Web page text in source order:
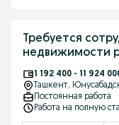
Требуется сотрудник
недвижимости
1 192 400 - 11 924
Ташкент,
Постоянная работа
Работа на полную